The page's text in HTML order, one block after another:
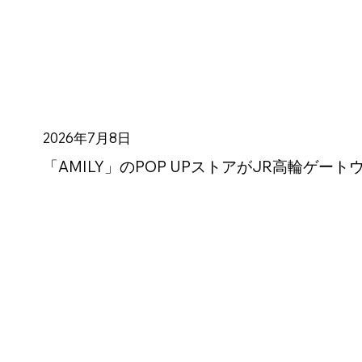
2026年7月8日
「AMILY」のPOP UPストアがJR高輪ゲート